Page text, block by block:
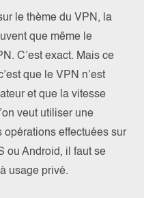
le thème du VPN, la
que même le
C’est exact. Mais ce
que le VPN n’est
et que la vitesse
veut utiliser une
effectuées sur
ou Android, il faut se
usage privé.